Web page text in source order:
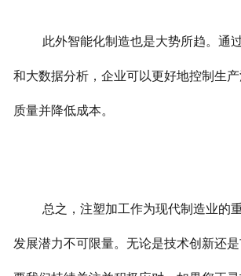
此外智能化制造也是大势所趋。通
和大数据分析，企业可以更好地控制生
质量并降低成本。
总之，注塑加工作为现代制造业的
发展潜力不可限量。无论是技术创新还